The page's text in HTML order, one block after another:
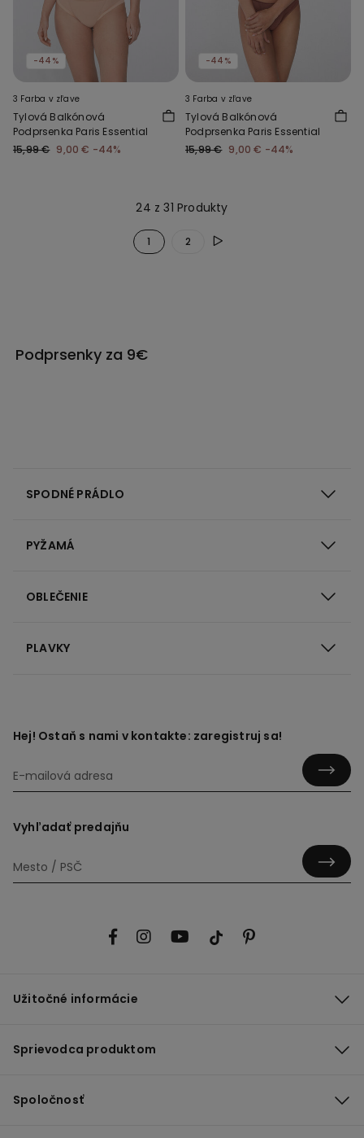
-44%
3 Farba v zľave
Tylová Balkónová
Podprsenka Paris Essential
15,99 € 9,00 € -44%
-44%
3 Farba v zľave
Tylová Balkónová
Podprsenka Paris Essential
15,99 € 9,00 € -44%
24 z 31 Produkty
1 2
Podprsenky za 9€
SPODNÉ PRÁDLO
PYŽAMÁ
OBLEČENIE
PLAVKY
Hej! Ostaň s nami v kontakte: zaregistruj sa!
Vyhľadať predajňu
Užitočné informácie
Sprievodca produktom
Spoločnosť